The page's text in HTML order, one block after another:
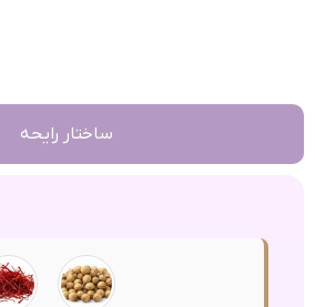
ساختار رایحه